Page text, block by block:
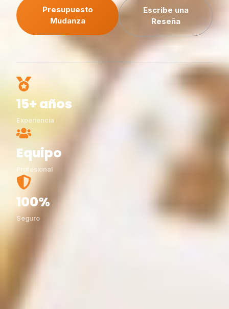
Presupuesto
Mudanza
Escribe una
Reseña
15+ años
Experiencia
Equipo
Profesional
100%
Seguro